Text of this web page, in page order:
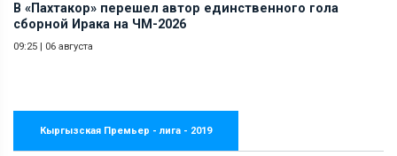
В «Пахтакор» перешел автор единственного гола
сборной Ирака на ЧМ-2026
09:25 06 августа
Кыргызская Премьер - лига - 2019